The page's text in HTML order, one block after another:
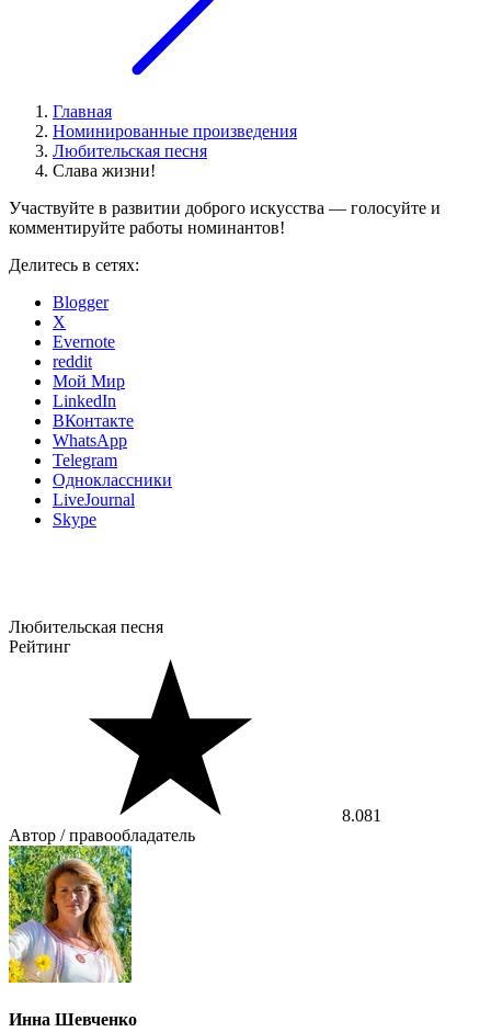
Главная
Номинированные произведения
Любительская песня
Слава жизни!
Участвуйте в развитии доброго искусства — голосуйте и
комментируйте работы номинантов!
Делитесь в сетях:
Blogger
X
Evernote
reddit
Мой Мир
LinkedIn
ВКонтакте
WhatsApp
Telegram
Одноклассники
LiveJournal
Skype
Любительская песня
Рейтинг
8.081
Автор / правообладатель
Инна Шевченко